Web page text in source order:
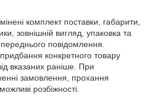
комплект поставки, габарити,
зовнішній вигляд, упаковка та
повідомлення.
конкретного товару
вказаних раніше. При
замовлення, прохання
розбіжності.